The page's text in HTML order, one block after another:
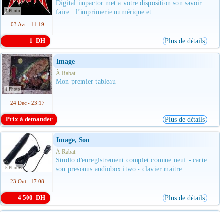
1 Photo
03 Avr - 11:19
Digital impactor met a votre disposition son savoir
faire : l’imprimerie numérique et ...
1 DH Plus de détails
1 Photo
24 Dec - 23:17
Image
À Rabat
Mon premier tableau
Prix à demander Plus de détails
5 Photos
23 Out - 17:08
Image, Son
À Rabat
Studio d'enregistrement complet comme neuf - carte
son presonus audiobox itwo - clavier maitre ...
4 500 DH Plus de détails